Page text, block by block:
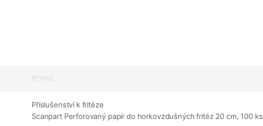
Příslušenství k fritéze
Scanpart Perforovaný papír do horkovzdušných fritéz 20 cm, 100 ks